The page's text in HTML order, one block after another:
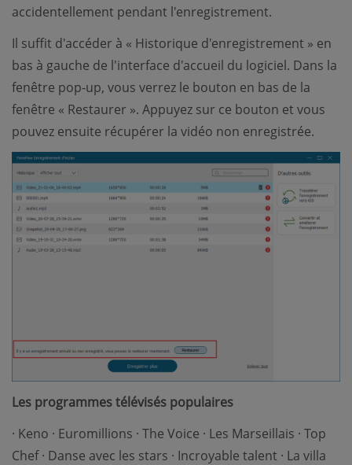
accidentellement pendant l'enregistrement.
Il suffit d'accéder à « Historique d'enregistrement » en
bas à gauche de l'interface d'accueil du logiciel. Dans la
fenêtre pop-up, vous verrez le bouton en bas de la
fenêtre « Restaurer ». Appuyez sur ce bouton et vous
pouvez ensuite récupérer la vidéo non enregistrée.
Les programmes télévisés populaires
· Keno · Euromillions · The Voice · Les Marseillais · Top
Chef · Danse avec les stars · Incroyable talent · La villa